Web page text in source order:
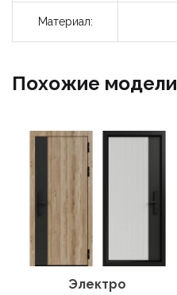
Материал:
Похожие модели
Электро